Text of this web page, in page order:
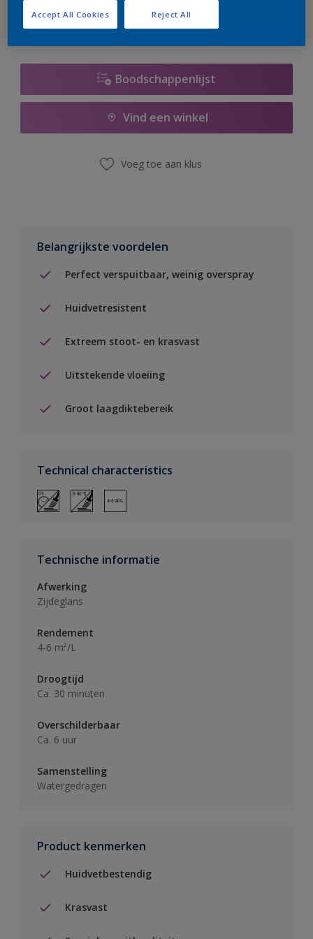
Boodschappenlijst
Vind een winkel
Voeg toe aan klus
Belangrijkste voordelen
Perfect verspuitbaar, weinig overspray
Huidvetresistent
Extreem stoot- en krasvast
Uitstekende vloeiing
Groot laagdiktebereik
Technical characteristics
Technische informatie
Afwerking
Zijdeglans
Rendement
4-6 m²/L
Droogtijd
Ca. 30 minuten
Overschilderbaar
Ca. 6 uur
Samenstelling
Watergedragen
Product kenmerken
Huidvetbestendig
Krasvast
Reject All
Accept All Cookies